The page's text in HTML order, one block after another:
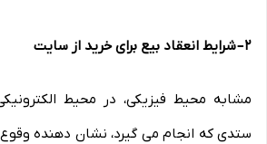
۲–شرایط انعقاد بیع برای خرید از سایت
مشابه محیط فیزیکی، در محیط
ستدی که انجام می گیرد، نشان دهنده وقوع